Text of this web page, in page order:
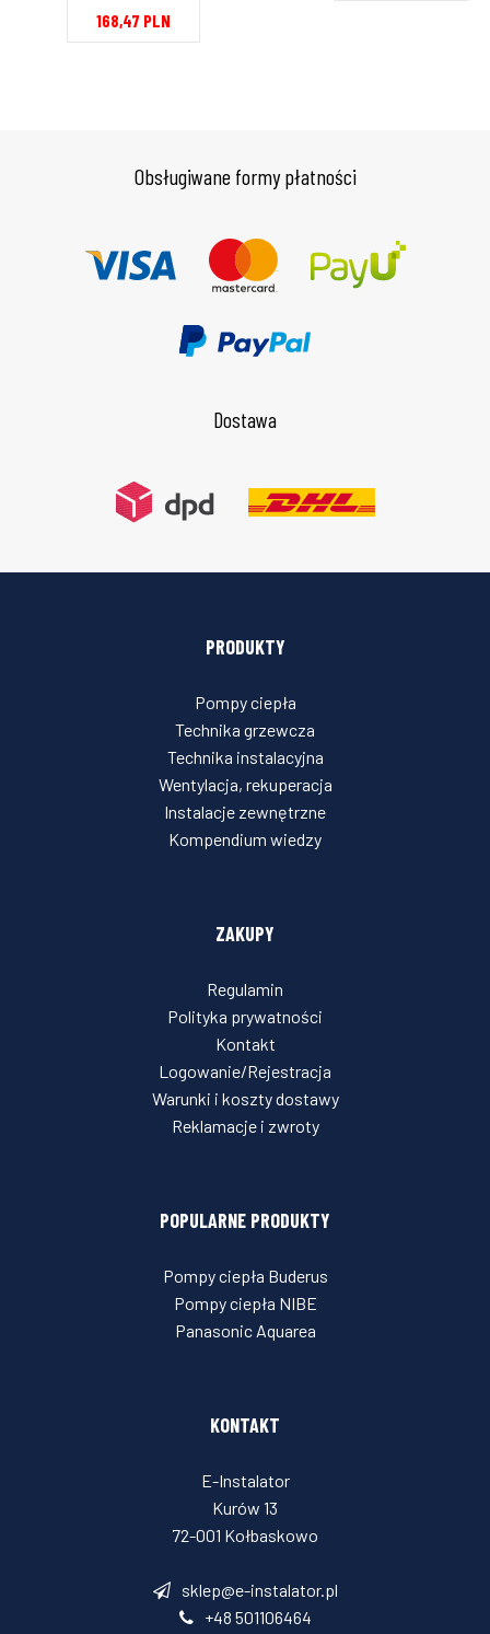
168,47 PLN
Obsługiwane formy płatności
Dostawa
PRODUKTY
Pompy ciepła
Technika grzewcza
Technika instalacyjna
Wentylacja, rekuperacja
Instalacje zewnętrzne
Kompendium wiedzy
ZAKUPY
Regulamin
Polityka prywatności
Kontakt
Logowanie/Rejestracja
Warunki i koszty dostawy
Reklamacje i zwroty
POPULARNE PRODUKTY
Pompy ciepła Buderus
Pompy ciepła NIBE
Panasonic Aquarea
KONTAKT
E-Instalator
Kurów 13
72-001 Kołbaskowo
sklep@e-instalator.pl
+48 501106464